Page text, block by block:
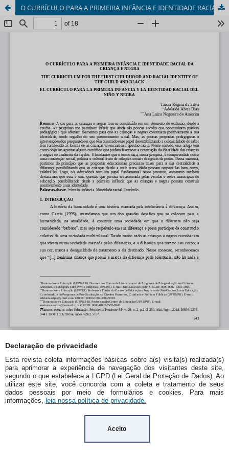
Declaração de privacidade
Esta revista coleta informações básicas sobre a(s) visita(s) realizada(s)
para aprimorar a experiência de navegação dos visitantes deste site,
segundo o que estabelece a LGPD (Lei Geral de Proteção de Dados). Ao
utilizar este site, você concorda com a coleta e tratamento de seus
dados pessoais por meio de formulários e cookies. Para mais
informações, leia nossa política de privacidade.
Aceito
O CURRÍCULO PARA A PRIMEIRA INFÂNCIA E IDENTIDADE RACIAL DA CRIANÇA E NEGRA